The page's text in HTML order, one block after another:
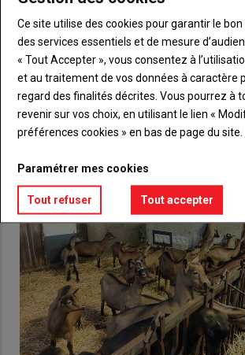
Lien Créez un compte
VOUS AIMEREZ AUSSI
Ce site utilise des cookies pour garantir le
des services essentiels et de mesure
« Tout Accepter », vous consentez à
et au traitement de vos données à caractère
regard des finalités décrites. Vous pourrez à
revenir sur vos choix, en utilisant le lien «
préférences cookies » en bas de page du site.
Paramétrer mes cookies
Tout refuser Tout accepter